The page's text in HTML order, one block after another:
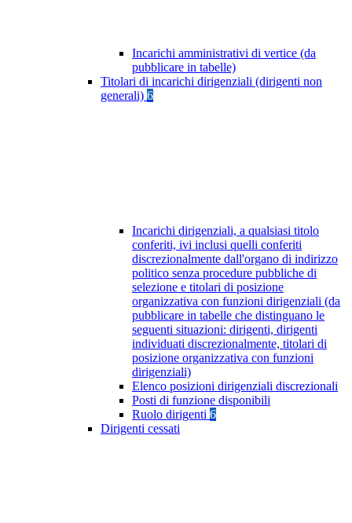
Incarichi amministrativi di vertice (da
pubblicare in tabelle)
Titolari di incarichi dirigenziali (dirigenti non
generali) 6
Incarichi dirigenziali, a qualsiasi titolo
conferiti, ivi inclusi quelli conferiti
discrezionalmente dall'organo di indirizzo
politico senza procedure pubbliche di
selezione e titolari di posizione
organizzativa con funzioni dirigenziali (da
pubblicare in tabelle che distinguano le
seguenti situazioni: dirigenti, dirigenti
individuati discrezionalmente, titolari di
posizione organizzativa con funzioni
dirigenziali)
Elenco posizioni dirigenziali discrezionali
Posti di funzione disponibili
Ruolo dirigenti 6
Dirigenti cessati